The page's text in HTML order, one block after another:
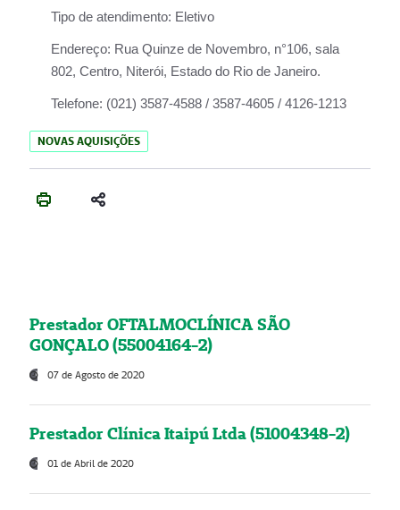
Tipo de atendimento: Eletivo
Endereço: Rua Quinze de Novembro, n°106, sala
802, Centro, Niterói, Estado do Rio de Janeiro.
Telefone: (021) 3587-4588 / 3587-4605 / 4126-1213
NOVAS AQUISIÇÕES
Prestador OFTALMOCLÍNICA SÃO
GONÇALO (55004164-2)
07 de Agosto de 2020
Prestador Clínica Itaipú Ltda (51004348-2)
01 de Abril de 2020